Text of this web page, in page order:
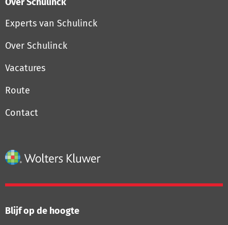
Experts van Schulinck
Over Schulinck
Vacatures
Route
Contact
Blijf op de hoogte